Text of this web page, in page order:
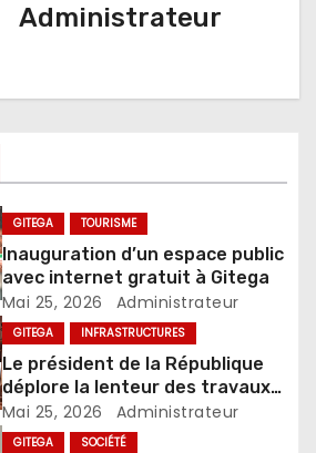
Administrateur
GITEGA TOURISME
Inauguration d’un espace public
avec internet gratuit à Gitega
Mai 25, 2026 Administrateur
GITEGA INFRASTRUCTURES
Le président de la République
déplore la lenteur des travaux
de construction du centre
naisseur de lapins à Karusi
Mai 25, 2026 Administrateur
GITEGA SOCIÉTÉ